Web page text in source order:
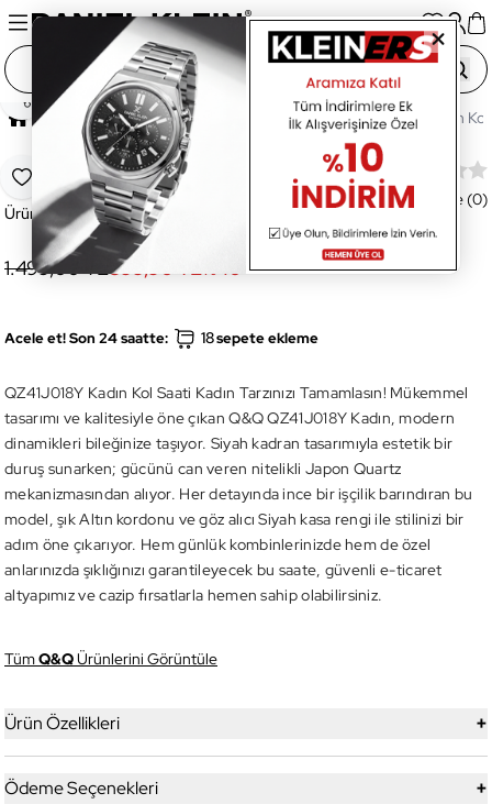
Ana Sayfa Saatler Kadın Saat QZ41J018Y Kadın
Favoriye Ekle
Paylaş
QZ41J018Y Kadın Kol Saati
Ürün Kodu:QZ41J018Y
Değerlendirme (0)
1.499,00 TL899,90 TL% 40
Acele et! Son 24 saatte: 18sepete ekleme
QZ41J018Y Kadın Kol Saati Kadın Tarzınızı Tamamlasın! Mükemmel
tasarımı ve kalitesiyle öne çıkan Q&Q QZ41J018Y Kadın, modern
dinamikleri bileğinize taşıyor. Siyah kadran tasarımıyla estetik bir
duruş sunarken; gücünü can veren nitelikli Japon Quartz
mekanizmasından alıyor. Her detayında ince bir işçilik barındıran bu
model, şık Altın kordonu ve göz alıcı Siyah kasa rengi ile stilinizi bir
adım öne çıkarıyor. Hem günlük kombinlerinizde hem de özel
anlarınızda şıklığınızı garantileyecek bu saate, güvenli e-ticaret
altyapımız ve cazip fırsatlarla hemen sahip olabilirsiniz.
TümQ&QÜrünlerini Görüntüle
Ürün Özellikleri +
Ödeme Seçenekleri +